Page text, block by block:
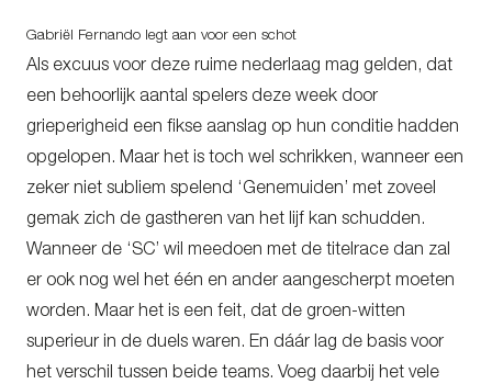
Gabriël Fernando legt aan voor een schot
Als excuus voor deze ruime nederlaag mag gelden, dat
een behoorlijk aantal spelers deze week door
grieperigheid een fikse aanslag op hun conditie hadden
opgelopen. Maar het is toch wel schrikken, wanneer een
zeker niet subliem spelend ‘Genemuiden’ met zoveel
gemak zich de gastheren van het lijf kan schudden.
Wanneer de ‘SC’ wil meedoen met de titelrace dan zal
er ook nog wel het één en ander aangescherpt moeten
worden. Maar het is een feit, dat de groen-witten
superieur in de duels waren. En dáár lag de basis voor
het verschil tussen beide teams. Voeg daarbij het vele